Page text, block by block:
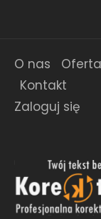
O nas Oferta
Kontakt
Zaloguj się